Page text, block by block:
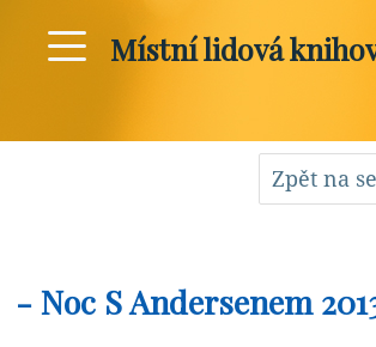
Místní lidová
Zpět na
- Noc S Andersenem